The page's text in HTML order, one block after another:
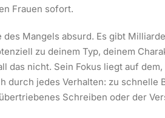
Frauen sofort.
Mangels absurd. Es gibt
zu deinem Typ, deinem
das nicht. Sein Fokus liegt auf
durch jedes Verhalten: zu schnelle
Schreiben oder der